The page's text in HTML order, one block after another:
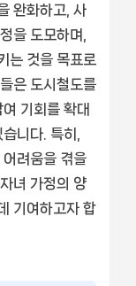
완화하고, 사
을 도모하며,
는 것을 목표로
은 도시철도를
기회를 확대
니다. 특히,
려움을 겪을
녀 가정의 양
기여하고자 합